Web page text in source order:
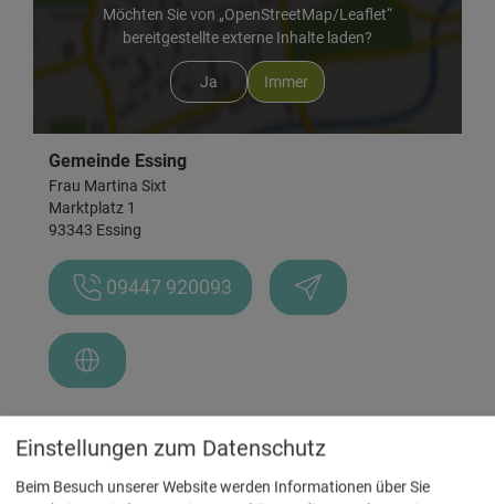
Möchten Sie von „OpenStreetMap/Leaflet“
bereitgestellte externe Inhalte laden?
Ja Immer
Gemeinde Essing
Frau Martina Sixt
Marktplatz 1
93343 Essing
09447 920093
Einstellungen zum Datenschutz
Beim Besuch unserer Website werden Informationen über Sie